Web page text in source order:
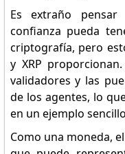
Es extraño
confianza pueda
criptografía, pero
y XRP
validadores y las
de los agentes, lo
en un ejemplo
Como una moneda,